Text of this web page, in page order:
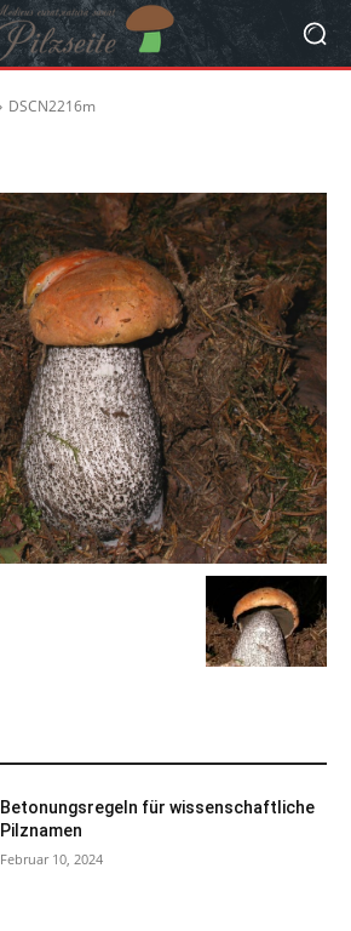
DSCN2216m
Betonungsregeln für wissenschaftliche
Pilznamen
Februar 10, 2024